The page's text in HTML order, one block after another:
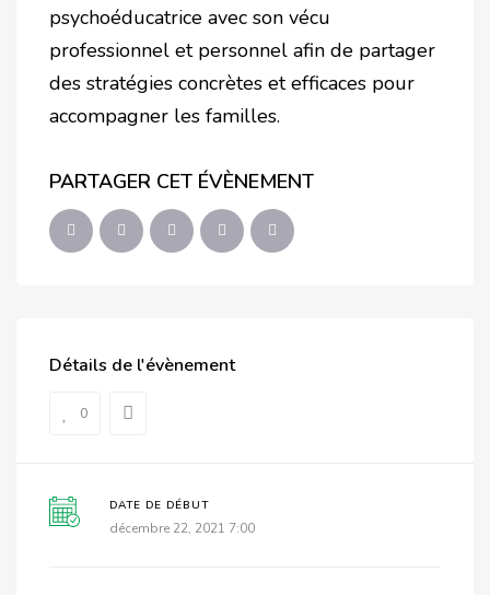
psychoéducatrice avec son vécu
professionnel et personnel afin de partager
des stratégies concrètes et efficaces pour
accompagner les familles.
PARTAGER CET ÉVÈNEMENT
Détails de l'évènement
0
DATE DE DÉBUT
décembre 22, 2021 7:00